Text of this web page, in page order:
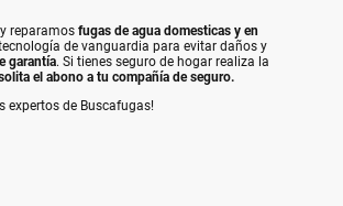
reparamos fugas de agua domesticas y en
de vanguardia para evitar daños y
garantía. Si tienes seguro de hogar realiza la
el abono a tu compañía de seguro.
expertos de Buscafugas!